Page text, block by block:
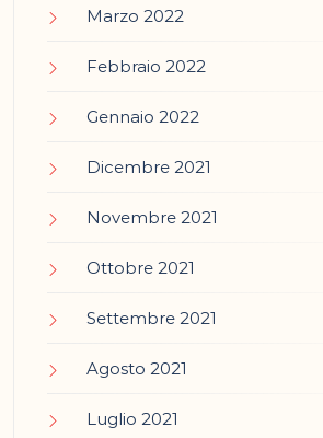
Marzo 2022
Febbraio 2022
Gennaio 2022
Dicembre 2021
Novembre 2021
Ottobre 2021
Settembre 2021
Agosto 2021
Luglio 2021